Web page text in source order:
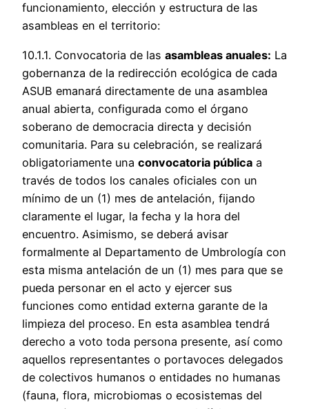
funcionamiento, elección y estructura de las
asambleas en el territorio:
10.1.1. Convocatoria de las asambleas anuales: La
gobernanza de la redirección ecológica de cada
ASUB emanará directamente de una asamblea
anual abierta, configurada como el órgano
soberano de democracia directa y decisión
comunitaria. Para su celebración, se realizará
obligatoriamente una convocatoria pública a
través de todos los canales oficiales con un
mínimo de un (1) mes de antelación, fijando
claramente el lugar, la fecha y la hora del
encuentro. Asimismo, se deberá avisar
formalmente al Departamento de Umbrología con
esta misma antelación de un (1) mes para que se
pueda personar en el acto y ejercer sus
funciones como entidad externa garante de la
limpieza del proceso. En esta asamblea tendrá
derecho a voto toda persona presente, así como
aquellos representantes o portavoces delegados
de colectivos humanos o entidades no humanas
(fauna, flora, microbiomas o ecosistemas del